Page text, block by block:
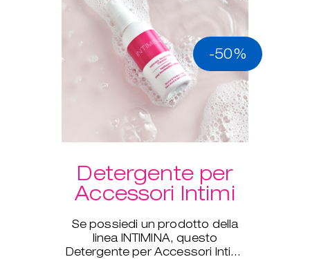
-50%
Detergente per
Accessori Intimi
Se possiedi un prodotto della
linea INTIMINA, questo
Detergente per Accessori Intimi